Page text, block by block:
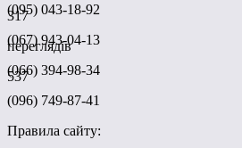
317
переглядів
537
(095) 043-18-92
(067) 943-04-13
(066) 394-98-34
(096) 749-87-41
Правила сайту: